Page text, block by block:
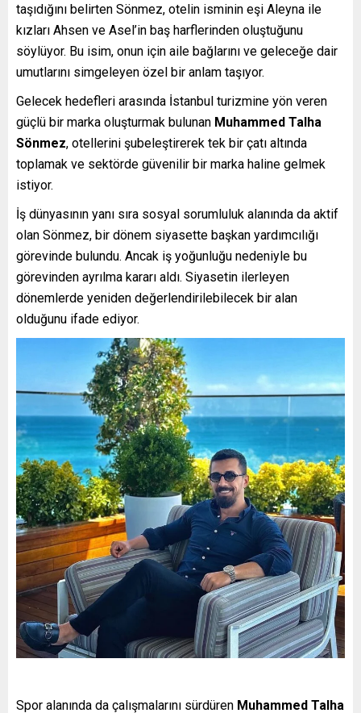
taşıdığını belirten Sönmez, otelin isminin eşi Aleyna ile
kızları Ahsen ve Asel’in baş harflerinden oluştuğunu
söylüyor. Bu isim, onun için aile bağlarını ve geleceğe dair
umutlarını simgeleyen özel bir anlam taşıyor.
Gelecek hedefleri arasında İstanbul turizmine yön veren
güçlü bir marka oluşturmak bulunan Muhammed Talha
Sönmez, otellerini şubeleştirerek tek bir çatı altında
toplamak ve sektörde güvenilir bir marka haline gelmek
istiyor.
İş dünyasının yanı sıra sosyal sorumluluk alanında da aktif
olan Sönmez, bir dönem siyasette başkan yardımcılığı
görevinde bulundu. Ancak iş yoğunluğu nedeniyle bu
görevinden ayrılma kararı aldı. Siyasetin ilerleyen
dönemlerde yeniden değerlendirilebilecek bir alan
olduğunu ifade ediyor.
Spor alanında da çalışmalarını sürdüren Muhammed Talha